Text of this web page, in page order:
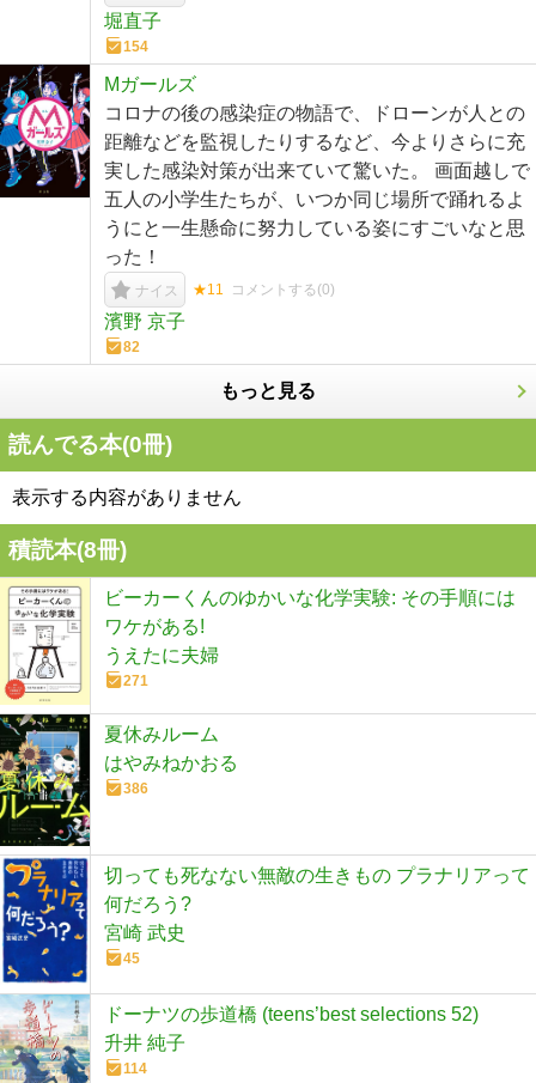
堀直子
154
Mガールズ
コロナの後の感染症の物語で、ドローンが人との
距離などを監視したりするなど、今よりさらに充
実した感染対策が出来ていて驚いた。 画面越しで
五人の小学生たちが、いつか同じ場所で踊れるよ
うにと一生懸命に努力している姿にすごいなと思
った！
ナイス ★11 コメントする(0)
濱野 京子
82
もっと見る
読んでる本(0冊)
表示する内容がありません
積読本(8冊)
ビーカーくんのゆかいな化学実験: その手順には
ワケがある!
うえたに夫婦
271
夏休みルーム
はやみねかおる
386
切っても死なない無敵の生きもの プラナリアって
何だろう?
宮崎 武史
45
ドーナツの歩道橋 (teens’best selections 52)
升井 純子
114